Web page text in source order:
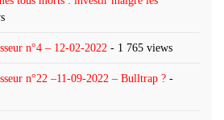
n°4 – 12-02-2022 - 1 765 views
n°22 –11-09-2022 – Bulltrap ? -